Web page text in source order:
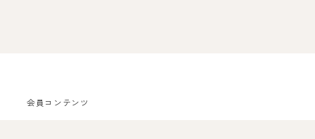
会員コンテンツ